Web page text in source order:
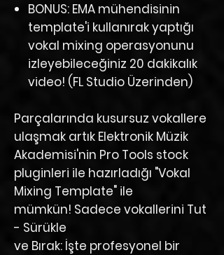
BONUS: EMA mühendisinin
template'i kullanırak yaptığı
vokal mixing operasyonunu
izleyebileceğiniz 20 dakikalık
video! (FL Studio Üzerinden)
Parçalarında kusursuz vokallere
ulaşmak artık Elektronik Müzik
Akademisi'nin Pro Tools stock
pluginleri ile hazırladığı "Vokal
Mixing Template" ile
mümkün! Sadece vokallerini Tut
- Sürükle
ve Bırak: İşte profesyonel bir